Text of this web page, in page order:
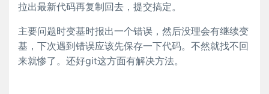
拉出最新代码再复制回去，提交搞定。
主要问题时变基时报出一个错误，然后没理会有继续变
基，下次遇到错误应该先保存一下代码。不然就找不回
来就惨了。还好git这方面有解决方法。